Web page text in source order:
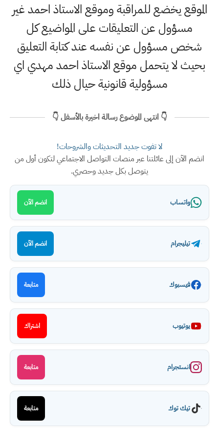
الموقع يخضع للمراقبة وموقع الاستاذ احمد غير
مسؤول عن التعليقات على المواضيع كل
شخص مسؤول عن نفسه عند كتابة التعليق
بحيث لا يتحمل موقع الاستاذ احمد مهدي اي
مسؤولية قانونية حيال ذلك
👇 انتهى الموضوع رسالة اخيرة بالأسفل 👇
لا تفوت جديد التحديثات والشروحات!
انضم الآن إلى عائلتنا عبر منصات التواصل الاجتماعي لتكون أول من
يتوصل بكل جديد وحصري.
واتساب انضم الآن
تيليجرام انضم الآن
فيسبوك متابعة
يوتيوب اشتراك
انستجرام متابعة
تيك توك متابعة